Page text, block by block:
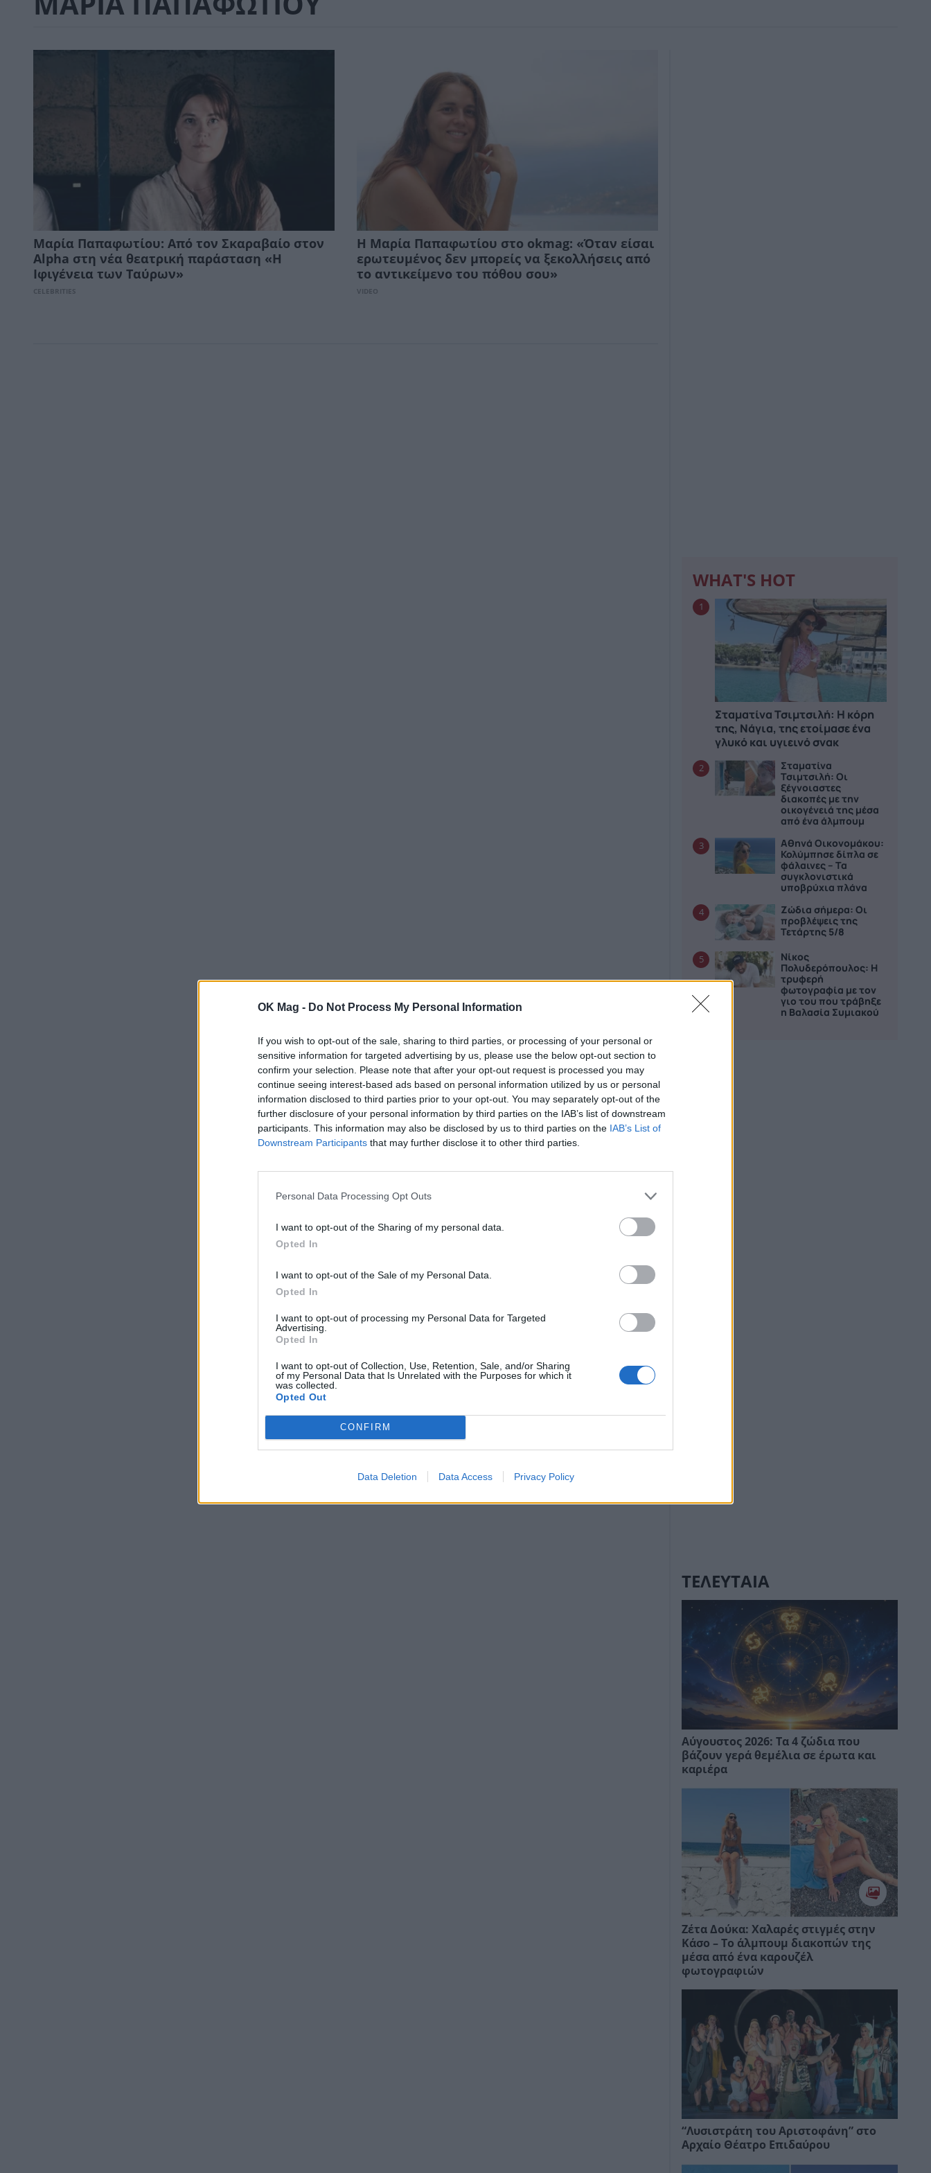
OK Mag - Do Not Process My Personal Information
If you wish to opt-out of the sale, sharing to third parties, or processing of your personal or
sensitive information for targeted advertising by us, please use the below opt-out section to
confirm your selection. Please note that after your opt-out request is processed you may
continue seeing interest-based ads based on personal information utilized by us or personal
information disclosed to third parties prior to your opt-out. You may separately opt-out of the
further disclosure of your personal information by third parties on the IAB’s list of downstream
participants. This information may also be disclosed by us to third parties on the IAB’s List of
Downstream Participants that may further disclose it to other third parties.
Personal Data Processing Opt Outs
I want to opt-out of the Sharing of my personal data.
Opted In
I want to opt-out of the Sale of my Personal Data.
Opted In
I want to opt-out of processing my Personal Data for Targeted
Advertising.
Opted In
I want to opt-out of Collection, Use, Retention, Sale, and/or Sharing
of my Personal Data that Is Unrelated with the Purposes for which it
was collected.
Opted Out
CONFIRM
Data Deletion Data Access Privacy Policy
Μαρία Παπαφωτίου: Aπό τον Σκαραβαίο στον
Αlpha στη νέα θεατρική παράσταση «Η
Ιφιγένεια των Ταύρων»
CELEBRITIES
Η Μαρία Παπαφωτίου στο okmag: «Όταν είσαι
ερωτευμένος δεν μπορείς να ξεκολλήσεις από
το αντικείμενο του πόθου σου»
VIDEO
WHAT'S HOT
1
Σταματίνα Τσιμτσιλή: Η κόρη
της, Νάγια, της ετοίμασε ένα
γλυκό και υγιεινό σνακ
2
Σταματίνα
Τσιμτσιλή: Οι
ξέγνοιαστες
διακοπές με την
οικογένειά της μέσα
από ένα άλμπουμ
3
Αθηνά Οικονομάκου:
Κολύμπησε δίπλα σε
φάλαινες – Τα
συγκλονιστικά
υποβρύχια πλάνα
4
Ζώδια σήμερα: Οι
προβλέψεις της
Τετάρτης 5/8
5
Νίκος
Πολυδερόπουλος: Η
τρυφερή
φωτογραφία με τον
γιο του που τράβηξε
η Βαλασία Συμιακού
ΤΕΛΕΥΤΑΙΑ
Αύγουστος 2026: Τα 4 ζώδια που
βάζουν γερά θεμέλια σε έρωτα και
καριέρα
Ζέτα Δούκα: Χαλαρές στιγμές στην
Κάσο – Το άλμπουμ διακοπών της
μέσα από ένα καρουζέλ
φωτογραφιών
“Λυσιστράτη του Αριστοφάνη” στο
Αρχαίο Θέατρο Επιδαύρου